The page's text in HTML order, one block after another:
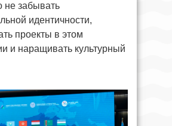
не забывать
идентичности,
проекты в этом
и наращивать культурный